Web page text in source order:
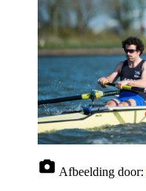
Afbeelding door: